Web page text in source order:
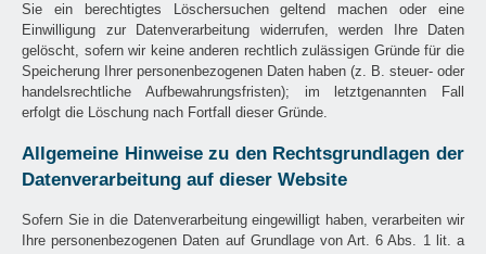
Sie ein berechtigtes Löschersuchen geltend machen oder eine
Einwilligung zur Datenverarbeitung widerrufen, werden Ihre Daten
gelöscht, sofern wir keine anderen rechtlich zulässigen Gründe für die
Speicherung Ihrer personenbezogenen Daten haben (z. B. steuer- oder
handelsrechtliche Aufbewahrungsfristen); im letztgenannten Fall
erfolgt die Löschung nach Fortfall dieser Gründe.
Allgemeine Hinweise zu den Rechtsgrundlagen der
Datenverarbeitung auf dieser Website
Sofern Sie in die Datenverarbeitung eingewilligt haben, verarbeiten wir
Ihre personenbezogenen Daten auf Grundlage von Art. 6 Abs. 1 lit. a